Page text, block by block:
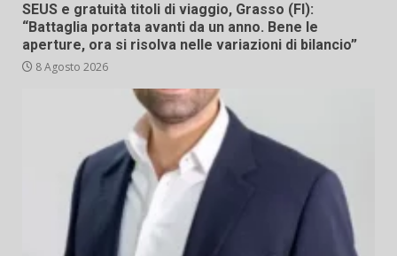
SEUS e gratuità titoli di viaggio, Grasso (FI):
“Battaglia portata avanti da un anno. Bene le
aperture, ora si risolva nelle variazioni di bilancio”
8 Agosto 2026